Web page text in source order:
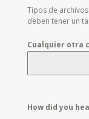
Tipos de
deben tener un
Cualquier otra
How did you